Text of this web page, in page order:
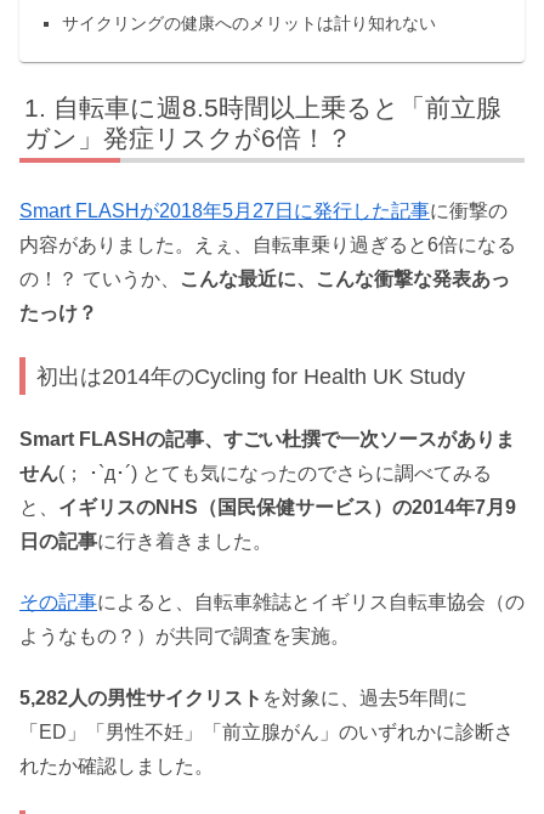
サイクリングの健康へのメリットは計り知れない
自転車に週8.5時間以上乗ると「前立腺
ガン」発症リスクが6倍！？
Smart FLASHが2018年5月27日に発行した記事に衝撃の
内容がありました。えぇ、自転車乗り過ぎると6倍になる
の！？ ていうか、
こんな最近に、こんな衝撃な発表あっ
たっけ？
初出は2014年のCycling for Health UK Study
Smart FLASHの記事、すごい杜撰で一次ソースがありま
せん(； ･`д･´) とても気になったのでさらに調べてみる
と、 イギリスのNHS（国民保健サービス）の2014年7月9
日の記事に行き着きました。
その記事によると、自転車雑誌とイギリス自転車協会（の
ようなもの？）が共同で調査を実施。
5,282人の男性サイクリスト を対象に、過去5年間に
「ED」「男性不妊」「前立腺がん」のいずれかに診断さ
れたか確認しました。